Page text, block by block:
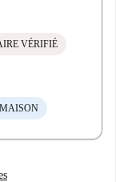
VÉRIFIÉ